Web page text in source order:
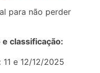
para não perder
classificação:
11 e 12/12/2025